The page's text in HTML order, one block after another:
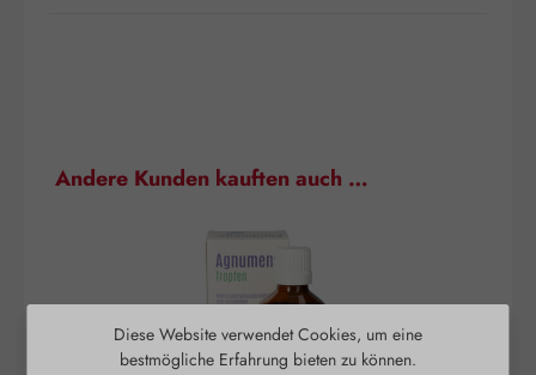
Produktgalerie überspringen
Andere Kunden kauften auch …
Diese Website verwendet Cookies, um eine
bestmögliche Erfahrung bieten zu können.